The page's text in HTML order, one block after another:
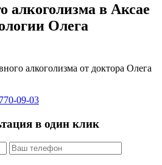
алкоголизма в Аксае
Олега
алкоголизма от доктора Олега
09-03
в один клик